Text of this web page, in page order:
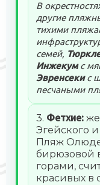
В
другие
тихими
семей,
Инжекумс
Эвренсекис
песчаными
3. Фетхие:
Эгейского
Пляж
бирюзовой
горами,
красивых в